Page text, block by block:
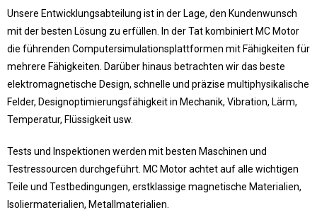
Unsere Entwicklungsabteilung ist in der Lage, den Kundenwunsch
mit der besten Lösung zu erfüllen. In der Tat kombiniert MC Motor
die führenden Computersimulationsplattformen mit Fähigkeiten für
mehrere Fähigkeiten. Darüber hinaus betrachten wir das beste
elektromagnetische Design, schnelle und präzise multiphysikalische
Felder, Designoptimierungsfähigkeit in Mechanik, Vibration, Lärm,
Temperatur, Flüssigkeit usw.
Tests und Inspektionen werden mit besten Maschinen und
Testressourcen durchgeführt. MC Motor achtet auf alle wichtigen
Teile und Testbedingungen, erstklassige magnetische Materialien,
Isoliermaterialien, Metallmaterialien.